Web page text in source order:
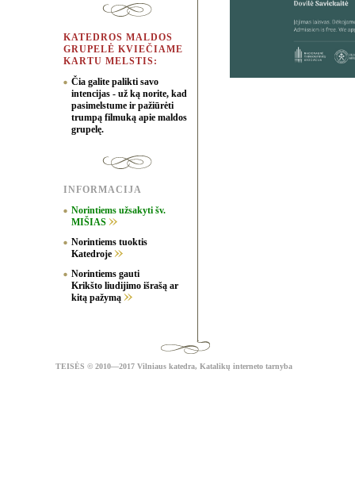
KATEDROS MALDOS
GRUPELĖ KVIEČIAME
KARTU MELSTIS:
Čia galite palikti savo
intencijas - už ką norite, kad
pasimelstume ir pažiūrėti
trumpą filmuką apie maldos
grupelę.
INFORMACIJA
Norintiems užsakyti šv.
MIŠIAS
Norintiems tuoktis
Katedroje
Norintiems gauti
Krikšto liudijimo išrašą ar
kitą pažymą
TEISĖS © 2010—2017 Vilniaus katedra, Katalikų interneto tarnyba